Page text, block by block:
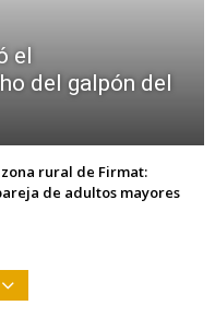
el
del galpón del
rural de Firmat:
de adultos mayores